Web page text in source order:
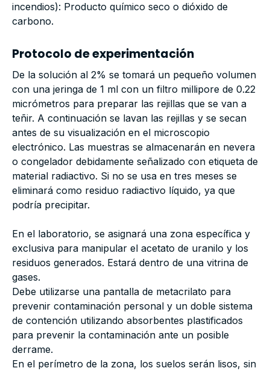
incendios): Producto químico seco o dióxido de
carbono.
Protocolo de experimentación
De la solución al 2% se tomará un pequeño volumen
con una jeringa de 1 ml con un filtro millipore de 0.22
micrómetros para preparar las rejillas que se van a
teñir. A continuación se lavan las rejillas y se secan
antes de su visualización en el microscopio
electrónico. Las muestras se almacenarán en nevera
o congelador debidamente señalizado con etiqueta de
material radiactivo. Si no se usa en tres meses se
eliminará como residuo radiactivo líquido, ya que
podría precipitar.
En el laboratorio, se asignará una zona específica y
exclusiva para manipular el acetato de uranilo y los
residuos generados. Estará dentro de una vitrina de
gases.
Debe utilizarse una pantalla de metacrilato para
prevenir contaminación personal y un doble sistema
de contención utilizando absorbentes plastificados
para prevenir la contaminación ante un posible
derrame.
En el perímetro de la zona, los suelos serán lisos, sin